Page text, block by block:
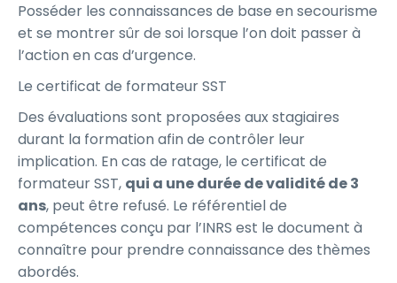
Posséder les connaissances de base en secourisme
et se montrer sûr de soi lorsque l’on doit passer à
l’action en cas d’urgence.
Le certificat de formateur SST
Des évaluations sont proposées aux stagiaires
durant la formation afin de contrôler leur
implication. En cas de ratage, le certificat de
formateur SST, qui a une durée de validité de 3
ans, peut être refusé. Le référentiel de
compétences conçu par l’INRS est le document à
connaître pour prendre connaissance des thèmes
abordés.